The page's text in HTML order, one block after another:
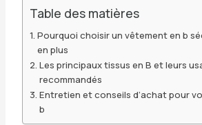
Table des matières
Pourquoi choisir un vêtement en b
en plus
Les principaux tissus en B et leurs
recommandés
Entretien et conseils d’achat pour
b